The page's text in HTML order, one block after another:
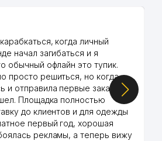
когда личный
начал загибаться и я
обычный офлайн это тупик.
просто решиться, но когда
и отправила первые заказы,
Площадка полностью
до клиентов и для одежды
первый год, хорошая
рекламы, а теперь вижу